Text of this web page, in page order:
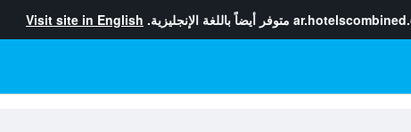
متوفر أيضاً باللغة الإنجليزية. Visit site in English